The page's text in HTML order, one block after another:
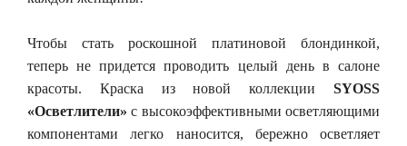
Чтобы стать роскошной платиновой блондинкой,
теперь не придется проводить целый день в салоне
красоты. Краска из новой коллекции SYOSS
«Осветлители»с высокоэффективными осветляющими
компонентами легко наносится, бережно осветляет